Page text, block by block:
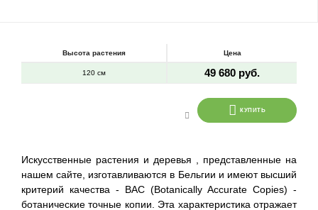
Высота растения Цена
120 см 49 680 руб.
КУПИТЬ
Искусственные растения и деревья , представленные на
нашем сайте, изготавливаются в Бельгии и имеют высший
критерий качества - BAC (Botanically Accurate Copies) -
ботанические точные копии. Эта характеристика отражает